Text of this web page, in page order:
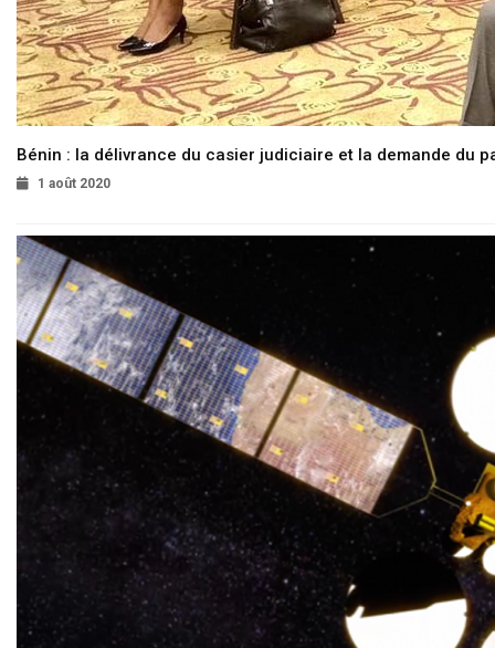
Bénin : la délivrance du casier judiciaire et la demande du
1 août 2020